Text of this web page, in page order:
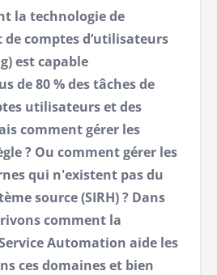
la technologie de
comptes d’utilisateurs
) est capable
de 80 % des tâches de
utilisateurs et des
comment gérer les
? Ou comment gérer les
qui n'existent pas du
source (SIRH) ? Dans
comment la
Automation aide les
ces domaines et bien